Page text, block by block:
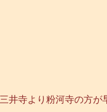
寺より粉河寺の方が